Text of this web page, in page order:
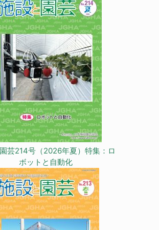
芸214号（2026年夏）特集：ロ
ボットと自動化